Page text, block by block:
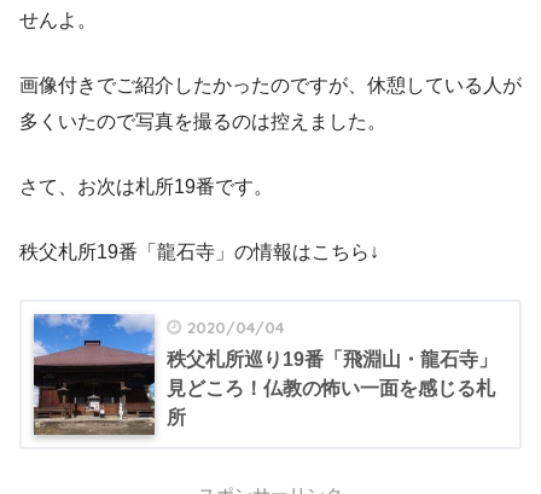
せんよ。
画像付きでご紹介したかったのですが、休憩している人が
多くいたので写真を撮るのは控えました。
さて、お次は札所19番です。
秩父札所19番「龍石寺」の情報はこちら↓
2020/04/04
秩父札所巡り19番「飛淵山・龍石寺」
見どころ！仏教の怖い一面を感じる札
所